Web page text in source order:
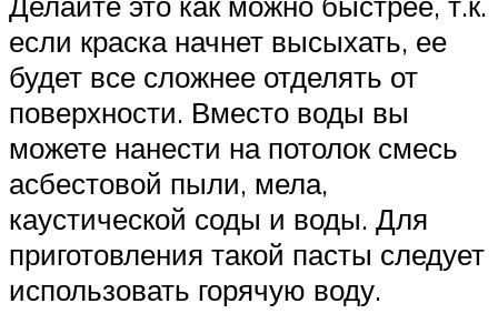
если краска начнет высыхать, ее
будет все сложнее отделять от
поверхности. Вместо воды вы
можете нанести на потолок смесь
асбестовой пыли, мела,
каустической соды и воды. Для
приготовления такой пасты следует
использовать горячую воду.